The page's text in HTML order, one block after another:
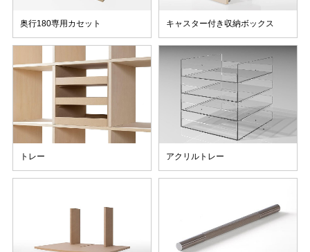
奥行180専用カセット キャスター付き収納ボックス
トレー アクリルトレー